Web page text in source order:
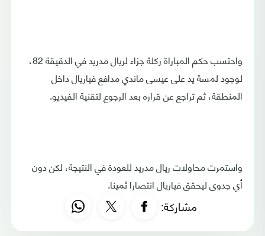
واحتسب حكم المباراة ركلة جزاء لريال مدريد في الدقيقة 82،
لوجود لمسة يد على عيسى ماندي مدافع فياريال داخل
المنطقة، ثم تراجع عن قراره بعد الرجوع لتقنية الفيديو.
واستمرت محاولات ريال مدريد للعودة في النتيجة، لكن دون
أي جدوى ليحقق فياريال انتصارا ثمينا.
مشاركة: